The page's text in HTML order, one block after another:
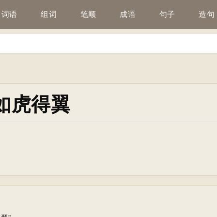
词语 组词 笔顺 成语 句子 造句
虎得翼